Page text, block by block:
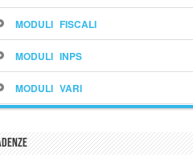
MODULI FISCALI
MODULI INPS
MODULI VARI